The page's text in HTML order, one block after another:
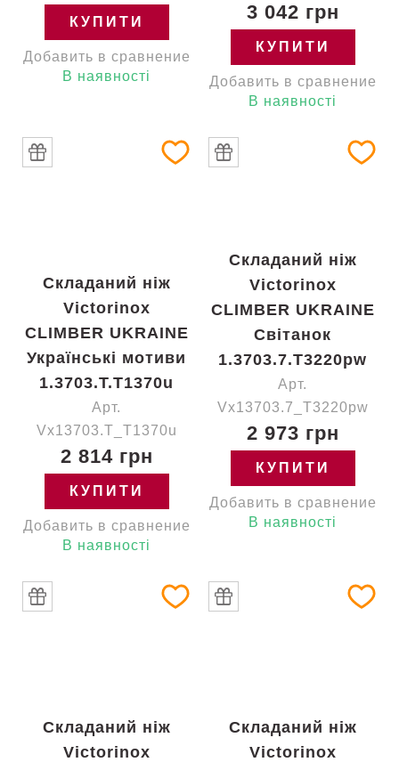
КУПИТИ
Добавить в сравнение
В наявності
3 042 грн
КУПИТИ
Добавить в сравнение
В наявності
Складаний ніж
Victorinox
CLIMBER UKRAINE
Українські мотиви
1.3703.T.T1370u
Арт.
Vx13703.T_T1370u
2 814 грн
КУПИТИ
Добавить в сравнение
В наявності
Складаний ніж
Victorinox
CLIMBER UKRAINE
Світанок
1.3703.7.T3220pw
Арт.
Vx13703.7_T3220pw
2 973 грн
КУПИТИ
Добавить в сравнение
В наявності
Складаний ніж
Victorinox
Складаний ніж
Victorinox